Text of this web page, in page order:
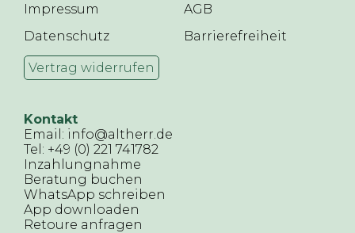
Impressum
AGB
Datenschutz
Barrierefreiheit
Vertrag widerrufen
Kontakt
Email: info@altherr.de
Tel: +49 (0) 221 741782
Inzahlungnahme
Beratung buchen
WhatsApp schreiben
App downloaden
Retoure anfragen